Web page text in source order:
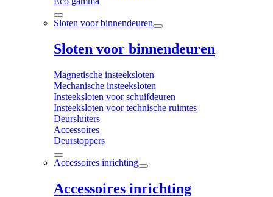
Sloten voor binnendeuren
Sloten voor binnendeuren
Magnetische insteeksloten
Mechanische insteeksloten
Insteeksloten voor schuifdeuren
Insteeksloten voor technische ruimtes
Deursluiters
Accessoires
Deurstoppers
Accessoires inrichting
Accessoires inrichting